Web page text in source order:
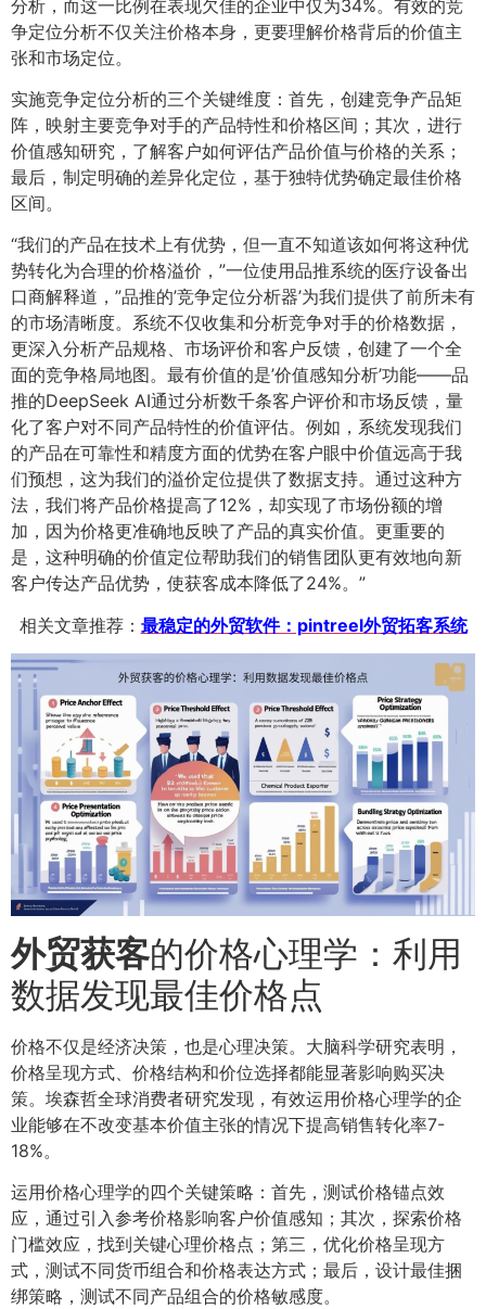
分析，而这一比例在表现欠佳的企业中仅为34%。有效的竞
争定位分析不仅关注价格本身，更要理解价格背后的价值主
张和市场定位。
实施竞争定位分析的三个关键维度：首先，创建竞争产品矩
阵，映射主要竞争对手的产品特性和价格区间；其次，进行
价值感知研究，了解客户如何评估产品价值与价格的关系；
最后，制定明确的差异化定位，基于独特优势确定最佳价格
区间。
“我们的产品在技术上有优势，但一直不知道该如何将这种优
势转化为合理的价格溢价，”一位使用品推系统的医疗设备出
口商解释道，”品推的’竞争定位分析器’为我们提供了前所未有
的市场清晰度。系统不仅收集和分析竞争对手的价格数据，
更深入分析产品规格、市场评价和客户反馈，创建了一个全
面的竞争格局地图。最有价值的是’价值感知分析’功能——品
推的DeepSeek AI通过分析数千条客户评价和市场反馈，量
化了客户对不同产品特性的价值评估。例如，系统发现我们
的产品在可靠性和精度方面的优势在客户眼中价值远高于我
们预想，这为我们的溢价定位提供了数据支持。通过这种方
法，我们将产品价格提高了12%，却实现了市场份额的增
加，因为价格更准确地反映了产品的真实价值。更重要的
是，这种明确的价值定位帮助我们的销售团队更有效地向新
客户传达产品优势，使获客成本降低了24%。”
相关文章推荐： 最稳定的外贸软件：pintreel外贸拓客系统
外贸获客的价格心理学：利用
数据发现最佳价格点
价格不仅是经济决策，也是心理决策。大脑科学研究表明，
价格呈现方式、价格结构和价位选择都能显著影响购买决
策。埃森哲全球消费者研究发现，有效运用价格心理学的企
业能够在不改变基本价值主张的情况下提高销售转化率7-
18%。
运用价格心理学的四个关键策略：首先，测试价格锚点效
应，通过引入参考价格影响客户价值感知；其次，探索价格
门槛效应，找到关键心理价格点；第三，优化价格呈现方
式，测试不同货币组合和价格表达方式；最后，设计最佳捆
绑策略，测试不同产品组合的价格敏感度。